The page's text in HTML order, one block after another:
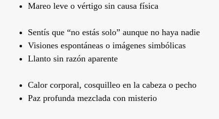
Mareo leve o vértigo sin causa física
Sentís que “no estás solo” aunque no haya nadie
Visiones espontáneas o imágenes simbólicas
Llanto sin razón aparente
Calor corporal, cosquilleo en la cabeza o pecho
Paz profunda mezclada con misterio